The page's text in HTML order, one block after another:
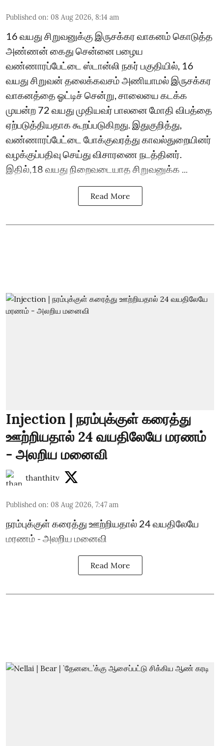
Published on: 08 Aug 2026, 8:14 am
16 வயது சிறுவனுக்கு இருசக்கர வாகனம் கொடுத்த
அண்ணன் கைது சென்னை பழைய
வண்ணாரப்பேட்டை ஸ்டான்லி நகர் பகுதியில், 16
வயது சிறுவன் தலைக்கவசம் அணியாமல் இருசக்கர
வாகனத்தை ஓட்டிச் சென்று, சாலையை கடக்க
முயன்ற 72 வயது முதியவர் பாலனை மோதி விபத்தை
ஏற்படுத்தியதாக கூறப்படுகிறது. இதுகுறித்து,
வண்ணாரப்பேட்டை போக்குவரத்து காவல்துறையினர்
வழக்குப்பதிவு செய்து விசாரணை நடத்தினர்.
இதில்,18 வயது நிறைவடையாத சிறுவனுக்க ...
Read More
Injection | நரம்புக்குள் கரைத்து
ஊற்றியதால் 24 வயதிலேயே மரணம்
- அலறிய மனைவி
thanthitv
Published on: 08 Aug 2026, 7:47 am
நரம்புக்குள் கரைத்து ஊற்றியதால் 24 வயதிலேயே
மரணம் - அலறிய மனைவி
Read More